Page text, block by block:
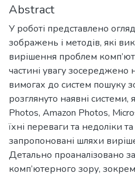
Abstract
У роботі представлено
зображень і методів, які
вирішення проблем
частині увагу зосереджено
вимогах до систем пошуку
розглянуто наявні
Photos, Amazon Photos,
їхні переваги та недоліки
запропоновані шляхи
Детально проаналізовано
комп’ютерного зору,